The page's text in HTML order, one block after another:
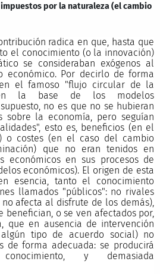
por la naturaleza (el cambio
radica en que, hasta que
el conocimiento (o la innovación)
se consideraban exógenos al
económico. Por decirlo de forma
el famoso "flujo circular de la
la base de los modelos
no es que no se hubieran
sobre la economía, pero seguían
esto es, beneficios (en el
o costes (en el caso del cambio
que no eran tenidos en
económicos en sus procesos de
económicos). El origen de esta
esencia, tanto el conocimiento
llamados "públicos": no rivales
afecta al disfrute de los demás),
benefician, o se ven afectados por,
que en ausencia de intervención
tipo de acuerdo social) no
de forma adecuada: se producirá
y demasiada